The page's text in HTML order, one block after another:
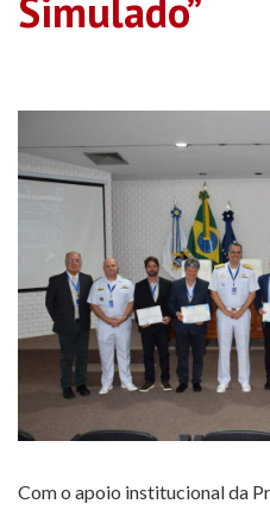
Simulado”
Com o apoio institucional da